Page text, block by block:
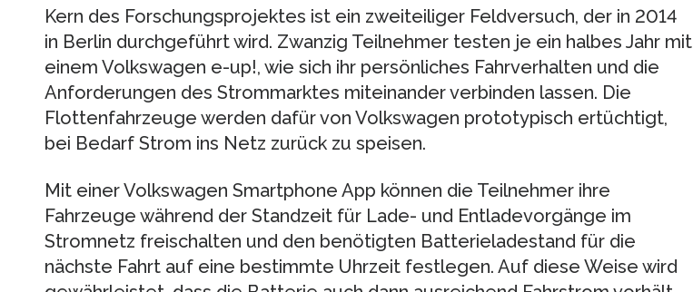
Kern des Forschungsprojektes ist ein zweiteiliger Feldversuch, der in 2014
in Berlin durchgeführt wird. Zwanzig Teilnehmer testen je ein halbes Jahr mit
einem Volkswagen e-up!, wie sich ihr persönliches Fahrverhalten und die
Anforderungen des Strommarktes miteinander verbinden lassen. Die
Flottenfahrzeuge werden dafür von Volkswagen prototypisch ertüchtigt,
bei Bedarf Strom ins Netz zurück zu speisen.
Mit einer Volkswagen Smartphone App können die Teilnehmer ihre
Fahrzeuge während der Standzeit für Lade- und Entladevorgänge im
Stromnetz freischalten und den benötigten Batterieladestand für die
nächste Fahrt auf eine bestimmte Uhrzeit festlegen. Auf diese Weise wird